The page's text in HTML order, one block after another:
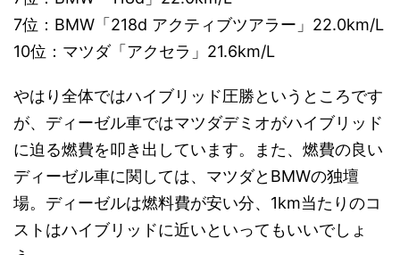
7位：BMW「218d アクティブツアラー」22.0km/L
10位：マツダ「アクセラ」21.6km/L
やはり全体ではハイブリッド圧勝というところです
が、ディーゼル車ではマツダデミオがハイブリッド
に迫る燃費を叩き出しています。また、燃費の良い
ディーゼル車に関しては、マツダとBMWの独壇
場。ディーゼルは燃料費が安い分、1km当たりのコ
ストはハイブリッドに近いといってもいいでしょ